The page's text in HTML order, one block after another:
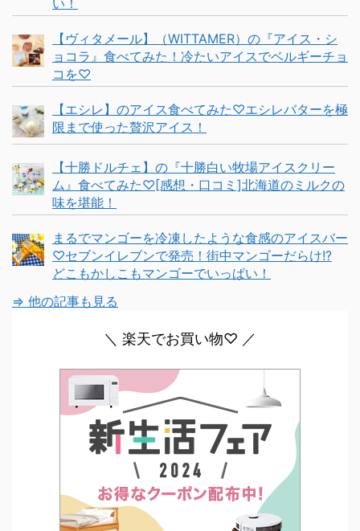
い！
【ヴィタメール】（WITTAMER）の『アイス・シ
ョコラ』食べてみた！冷たいアイスでベルギーチョ
コを♡
【エシレ】のアイス食べてみた♡エシレバターを極
限まで使った贅沢アイス！
【十勝ドルチェ】の『十勝白い牧場アイスクリー
ム』食べてみた♡[感想・口コミ]北海道のミルクの
味を堪能！
まるでマンゴーを冷凍したような食感のアイスバー
♡セブンイレブンで発売！街中マンゴーだらけ!?
どこもかしこもマンゴーでいっぱい！
⇒ 他の記事も見る
＼ 楽天でお買い物♡ ／